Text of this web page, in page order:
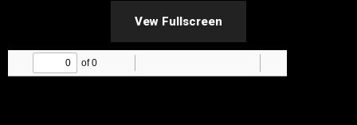
Vew Fullscreen